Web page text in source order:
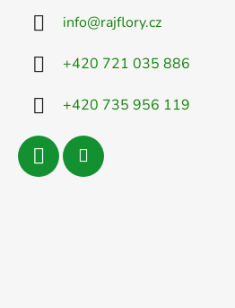
info@rajflory.cz
+420 721 035 886
+420 735 956 119